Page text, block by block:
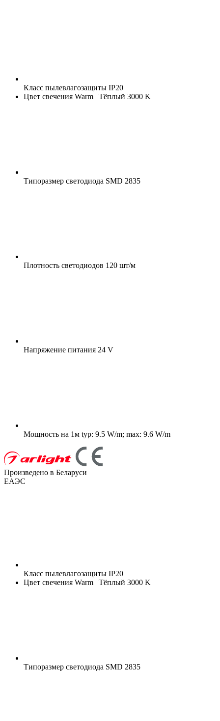
Класс пылевлагозащиты IP20
Цвет свечения Warm | Тёплый 3000 K
Типоразмер светодиода SMD 2835
Плотность светодиодов 120 шт/м
Напряжение питания 24 V
Мощность на 1м typ: 9.5 W/m; max: 9.6 W/m
Произведено в Беларуси
ЕАЭС
Класс пылевлагозащиты IP20
Цвет свечения Warm | Тёплый 3000 K
Типоразмер светодиода SMD 2835